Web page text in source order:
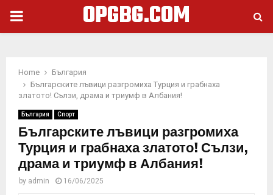
PRIMARY
OPGBG.COM
Home
България
Българските лъвици разгромиха Турция и грабнаха
златото! Сълзи, драма и триумф в Албания!
България Спорт
Българските лъвици разгромиха
Турция и грабнаха златото! Сълзи,
драма и триумф в Албания!
by admin 16/06/2025